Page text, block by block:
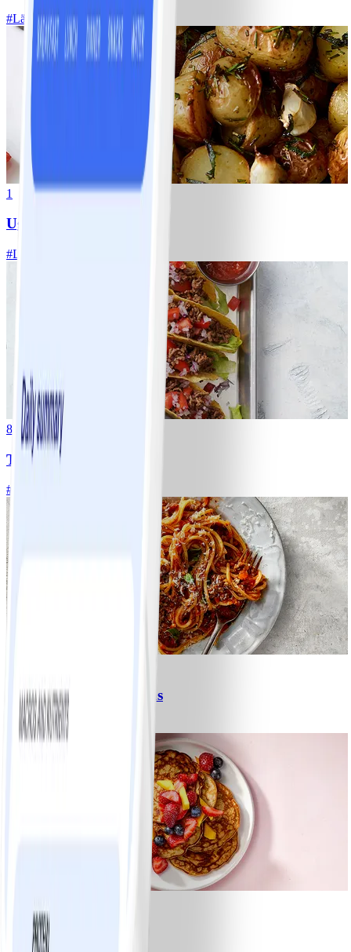
#Lätt 20 MIN
1
Ugnsrostad potatis
#Lätt
8
Tacos
#
Spagetti med köttfärssås
Lätt10 MIN
Bananpannkakor